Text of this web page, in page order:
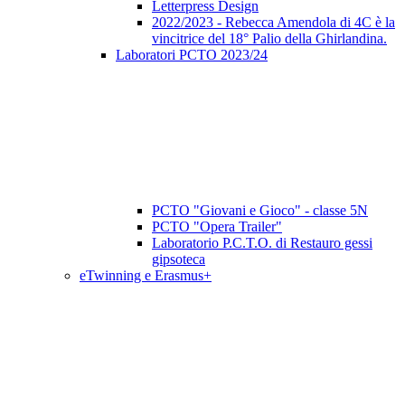
Letterpress Design
2022/2023 - Rebecca Amendola di 4C è la
vincitrice del 18° Palio della Ghirlandina.
Laboratori PCTO 2023/24
PCTO "Giovani e Gioco" - classe 5N
PCTO "Opera Trailer"
Laboratorio P.C.T.O. di Restauro gessi
gipsoteca
eTwinning e Erasmus+